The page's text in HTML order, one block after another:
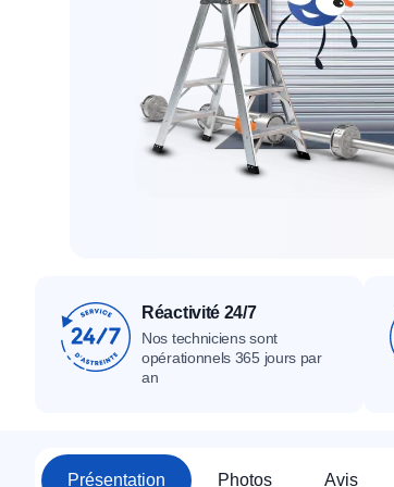
Tous nos produits
Tous nos
Réactivité 24/7
Nos techniciens sont
opérationnels 365 jours par
an
Présentation Photos Avis